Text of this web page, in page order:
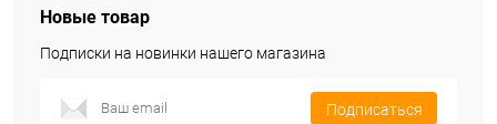
Новые товар
Подписки на новинки нашего магазина
Подписаться